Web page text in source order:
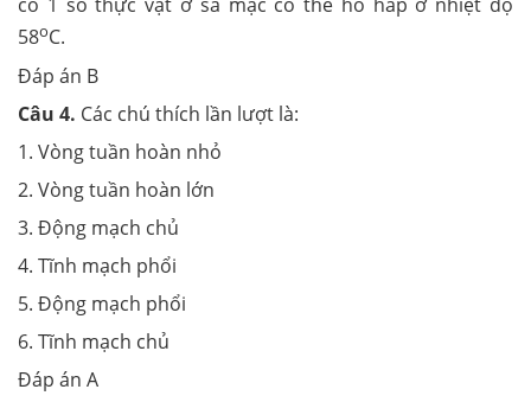
có 1 số thực vật ở sa mạc có thể hô hấp ở nhiệt độ
58oC.
Đáp án B
Câu 4. Các chú thích lần lượt là:
1. Vòng tuần hoàn nhỏ
2. Vòng tuần hoàn lớn
3. Động mạch chủ
4. Tĩnh mạch phổi
5. Động mạch phổi
6. Tĩnh mạch chủ
Đáp án A